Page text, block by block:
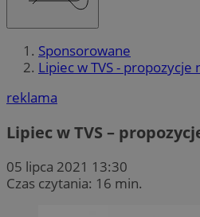
Sponsorowane
Lipiec w TVS - propozycje
reklama
Lipiec w TVS –
05 lipca 2021 13:30
Czas czytania: 16 min.